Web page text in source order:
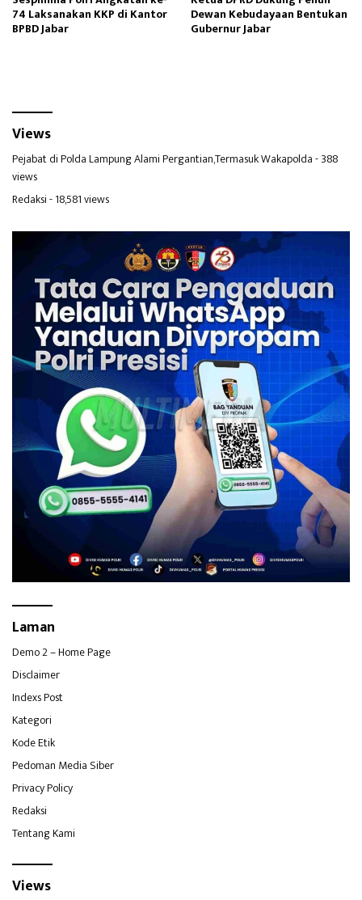
74 Laksanakan KKP di Kantor
BPBD Jabar
Dewan Kebudayaan Bentukan
Gubernur Jabar
Views
Pejabat di Polda Lampung Alami Pergantian,Termasuk Wakapolda- 388
views
Redaksi- 18,581 views
Laman
Demo 2 – Home Page
Disclaimer
Indexs Post
Kategori
Kode Etik
Pedoman Media Siber
Privacy Policy
Redaksi
Tentang Kami
Views